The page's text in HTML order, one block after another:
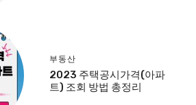
부동산
2023 주택공시가격(아파
트) 조회 방법 총정리